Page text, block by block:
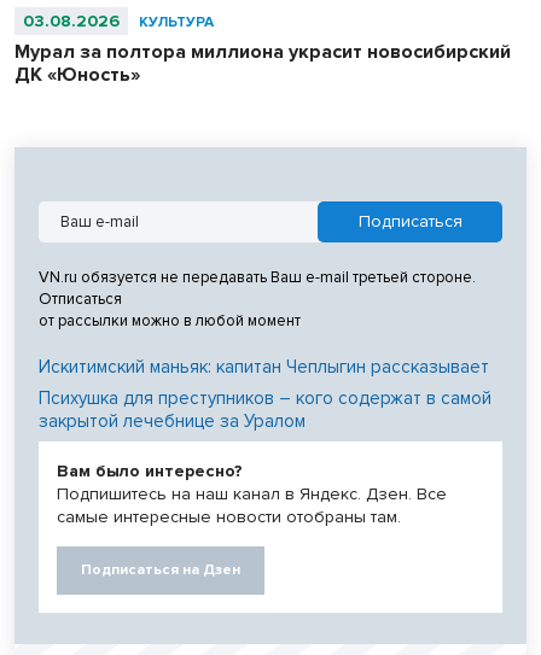
03.08.2026 КУЛЬТУРА
Мурал за полтора миллиона украсит новосибирский
ДК «Юность»
VN.ru обязуется не передавать Ваш e-mail третьей стороне.
Отписаться
от рассылки можно в любой момент
Искитимский маньяк: капитан Чеплыгин рассказывает
Психушка для преступников – кого содержат в самой
закрытой лечебнице за Уралом
Вам было интересно?
Подпишитесь на наш канал в Яндекс. Дзен. Все
самые интересные новости отобраны там.
Подписаться на Дзен